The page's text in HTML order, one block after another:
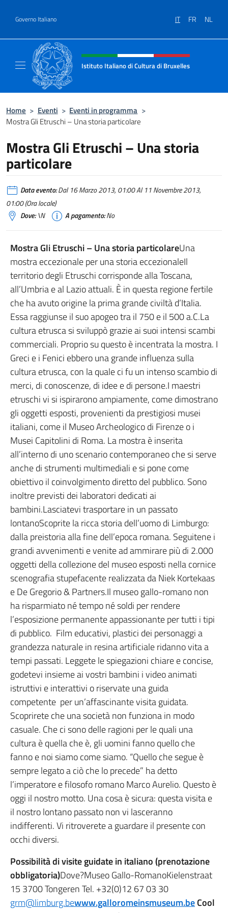
Governo Italiano IT FR NL
Intestazione sito, social e menù
Istituto Italiano di Cultura di Bruxelles
Home > Eventi > Eventi in programma >
Mostra Gli Etruschi – Una storia particolare
Mostra Gli Etruschi – Una storia
particolare
Data evento:Dal 16 Marzo 2013, 01:00 Al 11 Novembre 2013,
01:00 (Ora locale)
Dove:\N A pagamento:No
Mostra Gli Etruschi – Una storia particolareUna
mostra eccezionale per una storia eccezionaleIl
territorio degli Etruschi corrisponde alla Toscana,
all’Umbria e al Lazio attuali. È in questa regione fertile
che ha avuto origine la prima grande civiltà d’Italia.
Essa raggiunse il suo apogeo tra il 750 e il 500 a.C.La
cultura etrusca si sviluppò grazie ai suoi intensi scambi
commerciali. Proprio su questo è incentrata la mostra. I
Greci e i Fenici ebbero una grande influenza sulla
cultura etrusca, con la quale ci fu un intenso scambio di
merci, di conoscenze, di idee e di persone.I maestri
etruschi vi si ispirarono ampiamente, come dimostrano
gli oggetti esposti, provenienti da prestigiosi musei
italiani, come il Museo Archeologico di Firenze o i
Musei Capitolini di Roma. La mostra è inserita
all’interno di uno scenario contemporaneo che si serve
anche di strumenti multimediali e si pone come
obiettivo il coinvolgimento diretto del pubblico. Sono
inoltre previsti dei laboratori dedicati ai
bambini.Lasciatevi trasportare in un passato
lontanoScoprite la ricca storia dell’uomo di Limburgo:
dalla preistoria alla fine dell’epoca romana. Seguitene i
grandi avvenimenti e venite ad ammirare più di 2.000
oggetti della collezione del museo esposti nella cornice
scenografia stupefacente realizzata da Niek Kortekaas
e De Gregorio & Partners.Il museo gallo-romano non
ha risparmiato né tempo né soldi per rendere
l’esposizione permanente appassionante per tutti i tipi
di pubblico. Film educativi, plastici dei personaggi a
grandezza naturale in resina artificiale ridanno vita a
tempi passati. Leggete le spiegazioni chiare e concise,
godetevi insieme ai vostri bambini i video animati
istruttivi e interattivi o riservate una guida
competente per un’affascinante visita guidata.
Scoprirete che una società non funziona in modo
casuale. Che ci sono delle ragioni per le quali una
cultura è quella che è, gli uomini fanno quello che
fanno e noi siamo come siamo. “Quello che segue è
sempre legato a ciò che lo precede” ha detto
l’imperatore e filosofo romano Marco Aurelio. Questo è
oggi il nostro motto. Una cosa è sicura: questa visita e
il nostro lontano passato non vi lasceranno
indifferenti. Vi ritroverete a guardare il presente con
occhi diversi.
Possibilità di visite guidate in italiano (prenotazione
obbligatoria)Dove?Museo Gallo-RomanoKielenstraat
15 3700 Tongeren Tel. +32(0)12 67 03 30
grm@limburg.bewww.galloromeinsmuseum.beCool